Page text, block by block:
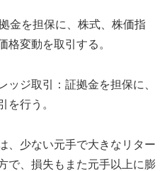
金を担保に、株式、株価指
格変動を取引する。
ッジ取引：証拠金を担保に、
を行う。
、少ない元手で大きなリター
で、損失もまた元手以上に膨